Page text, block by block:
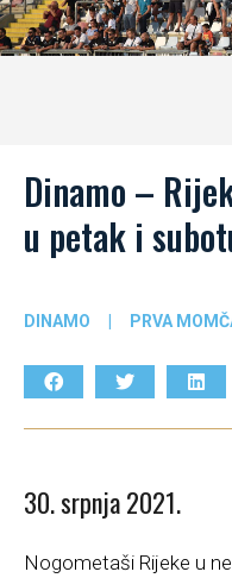
Dinamo –
u petak i
DINAMO | PRVA
30. srpnja 2021.
Nogometaši Rijeke u